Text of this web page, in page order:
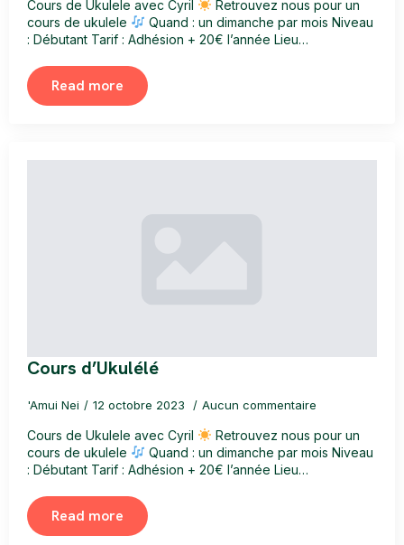
Cours de Ukulele avec Cyril
Retrouvez nous pour un
cours de ukulele
Quand : un dimanche par mois Niveau
: Débutant Tarif : Adhésion + 20€ l’année Lieu…
Read more
Cours d’Ukulélé
'Amui Nei 12 octobre 2023 Aucun commentaire
Cours de Ukulele avec Cyril
Retrouvez nous pour un
cours de ukulele
Quand : un dimanche par mois Niveau
: Débutant Tarif : Adhésion + 20€ l’année Lieu…
Read more